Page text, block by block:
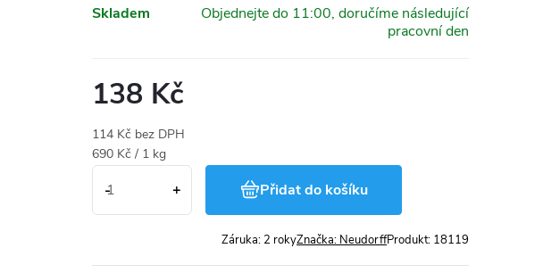
Skladem
138 Kč
114 Kč bez DPH
Měrná
690 Kč / 1 kg
Přidat do košíku
Značka: Neudorff
Záruka: 2 roky Produkt: 18119